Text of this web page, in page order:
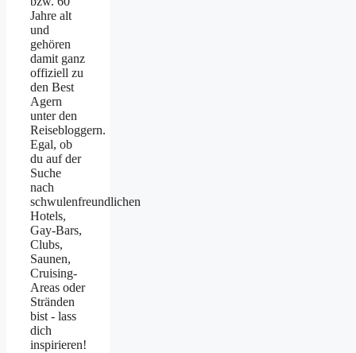
Jahre alt
und
gehören
damit ganz
offiziell zu
den Best
Agern
unter den
Reisebloggern.
Egal, ob
du auf der
Suche
nach
schwulenfreundlichen
Hotels,
Gay-Bars,
Clubs,
Saunen,
Cruising-
Areas oder
Stränden
bist - lass
dich
inspirieren!